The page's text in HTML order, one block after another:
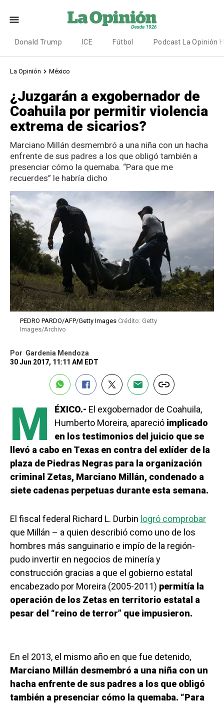
Donald Trump ICE Fútbol Podcast La Opinión
La Opinión México
¿Juzgarán a exgobernador de
Coahuila por permitir violencia
extrema de sicarios?
Marciano Millán desmembró a una niña con un hacha
enfrente de sus padres a los que obligó también a
presenciar cómo la quemaba. “Para que me
recuerdes” le habría dicho
PEDRO PARDO/AFP/Getty Images Crédito: Getty
Images/Archivo
Por Gardenia Mendoza
30 Jun 2017, 11:11 AM EDT
M ÉXICO.- El exgobernador de Coahuila,
Humberto Moreira, apareció implicado
en los testimonios del juicio que se
llevó a cabo en Texas en contra del exlíder de la
plaza de Piedras Negras para la organización
criminal Zetas, Marciano Millán, condenado a
siete cadenas perpetuas durante esta semana.
El fiscal federal Richard L. Durbin logró comprobar
que Millán – a quien describió como uno de los
hombres más sanguinario e impío de la región-
pudo invertir en negocios de minería y
construcción gracias a que el gobierno estatal
encabezado por Moreira (2005-2011) permitía la
operación de los Zetas en territorio estatal a
pesar del “reino de terror” que impusieron.
En el 2013, el mismo año en que fue detenido,
Marciano Millán desmembró a una niña con un
hacha enfrente de sus padres a los que obligó
también a presenciar cómo la quemaba. “Para